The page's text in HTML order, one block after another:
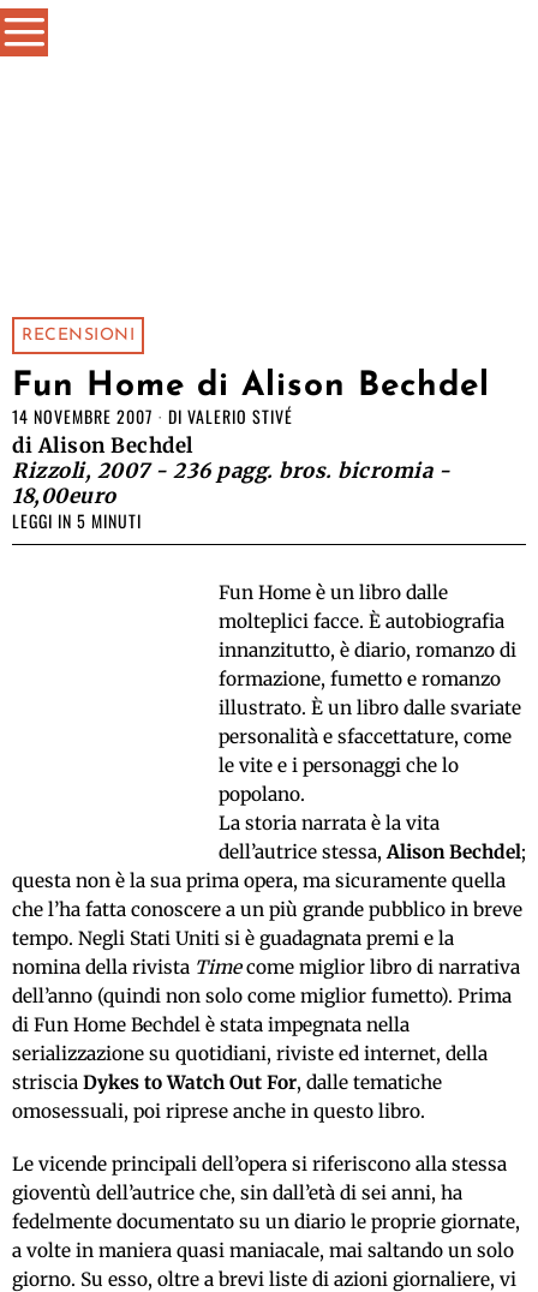
RECENSIONI
Fun Home di Alison Bechdel
14 NOVEMBRE 2007 DI VALERIO STIVÉ
di Alison Bechdel
Rizzoli, 2007 - 236 pagg. bros. bicromia -
18,00euro
LEGGI IN 5 MINUTI
Fun Home è un libro dalle
molteplici facce. È autobiografia
innanzitutto, è diario, romanzo di
formazione, fumetto e romanzo
illustrato. È un libro dalle svariate
personalità e sfaccettature, come
le vite e i personaggi che lo
popolano.
La storia narrata è la vita
dell’autrice stessa,Alison Bechdel;
questa non è la sua prima opera, ma sicuramente quella
che l’ha fatta conoscere a un più grande pubblico in breve
tempo. Negli Stati Uniti si è guadagnata premi e la
nomina della rivista Timecome miglior libro di narrativa
dell’anno (quindi non solo come miglior fumetto). Prima
di Fun Home Bechdel è stata impegnata nella
serializzazione su quotidiani, riviste ed internet, della
striscia Dykes to Watch Out For, dalle tematiche
omosessuali, poi riprese anche in questo libro.
Le vicende principali dell’opera si riferiscono alla stessa
gioventù dell’autrice che, sin dall’età di sei anni, ha
fedelmente documentato su un diario le proprie giornate,
a volte in maniera quasi maniacale, mai saltando un solo
giorno. Su esso, oltre a brevi liste di azioni giornaliere, vi